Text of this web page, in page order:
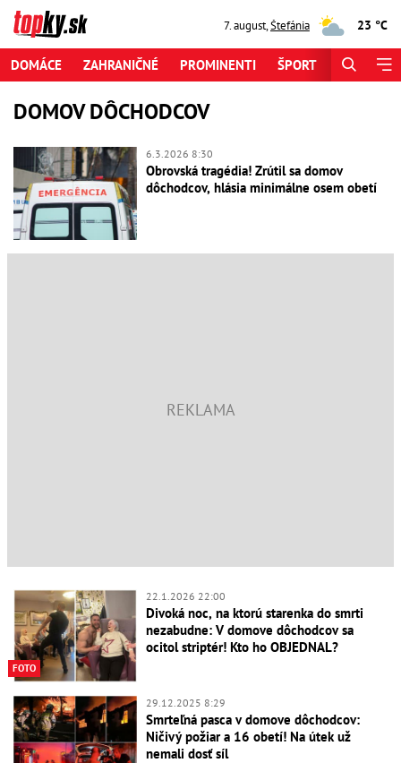
7. august,Štefánia 23 °C
DOMÁCE ZAHRANIČNÉ PROMINENTI ŠPORT
DOMOV DÔCHODCOV
6.3.2026 8:30
Obrovská tragédia! Zrútil sa domov
dôchodcov, hlásia minimálne osem obetí
FOTO
22.1.2026 22:00
Divoká noc, na ktorú starenka do smrti
nezabudne: V domove dôchodcov sa
ocitol striptér! Kto ho OBJEDNAL?
29.12.2025 8:29
Smrteľná pasca v domove dôchodcov:
Ničivý požiar a 16 obetí! Na útek už
nemali dosť síl